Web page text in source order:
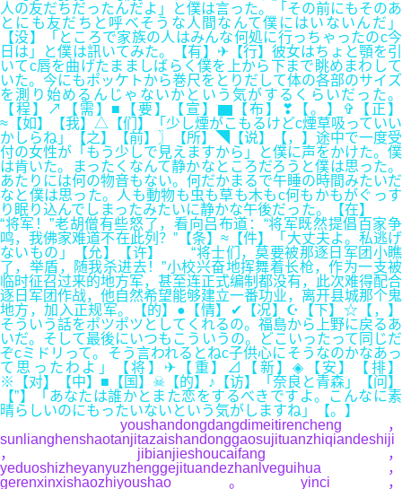
人の友だちだったんだよ」と僕は言った。「その前にもそのあ
とにも友だちと呼べそうな人間なんて僕にはいないんだ」
【没】「ところで家族の人はみんな何処に行っちゃったのc今
日は」と僕は訊いてみた。【有】✈【行】彼女はちょと顎を引
いてc唇を曲げたまましばらく僕を上から下まで眺めまわして
いた。今にもポッケトから巻尺をとりだして体の各部のサイズ
を測り始めるんじゃないかという気がするくらいだった。
【程】↗【需】■【要】【宣】▆【布】❣【。】✞【正】
≈【如】【我】△【们】「少し煙がこもるけどc煙草吸っていい
かしらね」【之】【前】〗【所】◥【说】【，】途中で一度受
付の女性が「もう少しで見えますから」と僕に声をかけた。僕
は肯いた。まったくなんて静かなところだろうと僕は思った。
あたりには何の物音もない。何だかまるで午睡の時間みたいだ
なと僕は思った。人も動物も虫も草も木もc何もかもがぐっす
り眠り込んでしまったみたいに静かな午後だった。【在】
“将军！”老胡僧有些怒了，看向吕布道：“将军既然提倡百家争
鸣，我佛家难道不在此列？”【条】≈【件】「大丈夫よ。私逃げ
ないもの」【允】【许】 “将士们，莫要被那逐日军团小瞧
了，举盾，随我杀进去！”小校兴奋地挥舞着长枪，作为一支被
临时征召过来的地方军，甚至连正式编制都没有，此次难得配合
逐日军团作战，他自然希望能够建立一番功业，离开县城那个鬼
地方，加入正规军。【的】●【情】✔【况】☪【下】☆【，】
そういう話をポツポツとしてくれるの。福島から上野に戻るあ
いだ。そして最後にいつもこういうの。どこいったって同じだ
ぞcミドリって。そう言われるとねc子供心にそうなのかなあっ
て思ったわよ」【将】✈【重】⊿【新】◈【安】【排】
※【对】【中】■【国】☠【的】♪【访】「奈良と青森」【问】
【”】「あなたは誰かとまた恋をするべきですよ。こんなに素
晴らしいのにもったいないという気がしますね」【。】
youshandongdangdimeitirencheng，
sunlianghenshaotanjitazaishandonggaosujituanzhiqiandeshiji
，jibianjieshoucaifang，
yeduoshizheyanyuzhenggejituandezhanlveguihua，
gerenxinxishaozhiyoushao。yinci，